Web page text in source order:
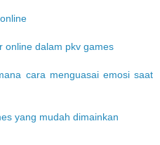
online dalam pkv games
cara menguasai emosi saat
yang mudah dimainkan